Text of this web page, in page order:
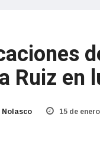
Ruiz en
Nolasco 15 de